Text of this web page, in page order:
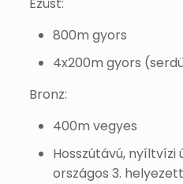
Ezüst:
800m gyors
4x200m gyors
Bronz:
400m vegyes
Hosszútávú, nyíltvízi
országos 3.